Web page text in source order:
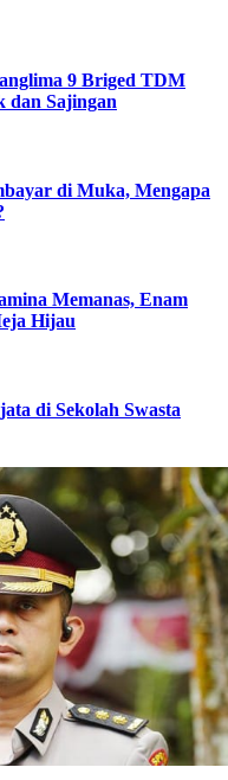
9 Briged TDM
dan Sajingan
di Muka, Mengapa
Memanas, Enam
Hijau
di Sekolah Swasta